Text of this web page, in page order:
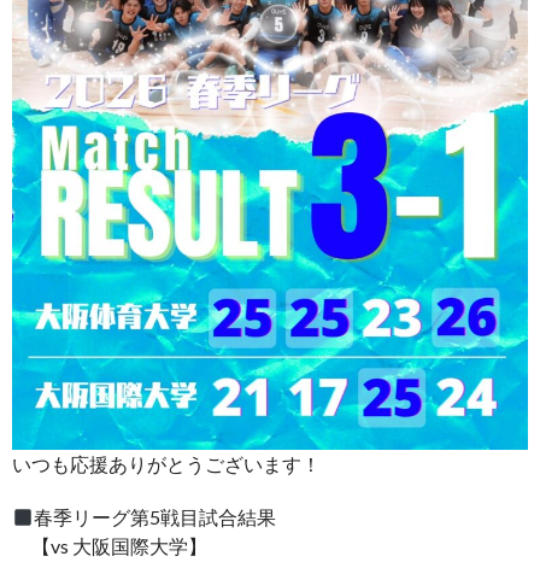
いつも応援ありがとうございます！
春季リーグ第5戦目試合結果
【vs 大阪国際大学】